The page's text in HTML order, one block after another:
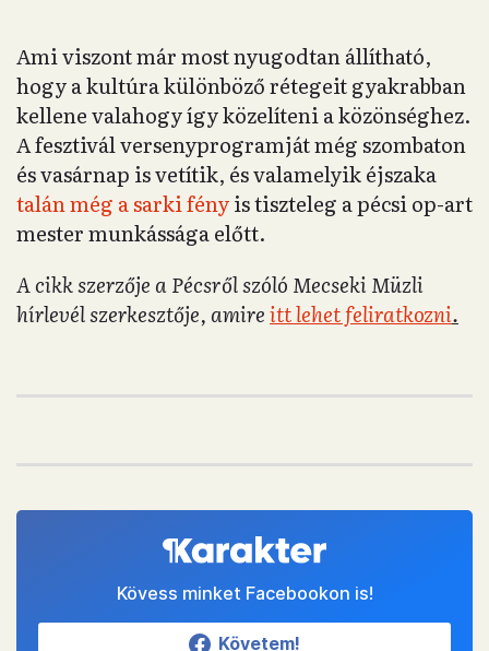
Ami viszont már most nyugodtan állítható,
hogy a kultúra különböző rétegeit gyakrabban
kellene valahogy így közelíteni a közönséghez.
A fesztivál versenyprogramját még szombaton
és vasárnap is vetítik, és valamelyik éjszaka
talán még a sarki fényis tiszteleg a pécsi op-art
mester munkássága előtt.
A cikk szerzője a Pécsről szóló Mecseki Müzli
hírlevél szerkesztője, amireitt lehet feliratkozni.
Kövess minket Facebookon is!
Követem!